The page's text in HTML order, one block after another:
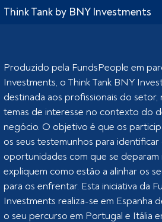
Think Tank by BNY Investments
Produzido pela FundsPeople em
Investments, o Think Tank BNY
destinada aos profissionais do setor,
temas de interesse no contexto do
negócio. O objetivo é que os
os seus testemunhos para identificar
oportunidades com que se
expliquem como estão a alinhar os
para os enfrentar. Esta iniciativa da
Investments realiza-se em Espanha
o seu percurso em Portugal e Itália